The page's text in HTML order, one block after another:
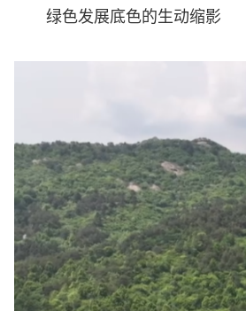
绿色发展底色的生动缩影